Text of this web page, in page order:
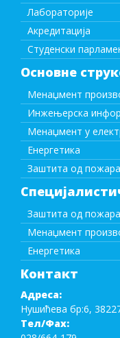
Лабораторије
Акредитација
Студенски
Основне
Менаџмент
Инжењерска
Менаџмент у
Енергетика
Заштита од пожара
Заштита од пожара
Менаџмент
Енергетика
Контакт
Адреса:
Нушићева бр:6,
Тел/Фаx: